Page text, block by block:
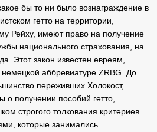
бы то ни было вознаграждение в
гетто на территории,
Рейху, имеют право на получение
национального страхования, на
Этот закон известен евреям,
аббревиатуре ZRBG. До
переживших Холокост,
о получении пособий гетто,
строгого толкования критериев
которые занимались